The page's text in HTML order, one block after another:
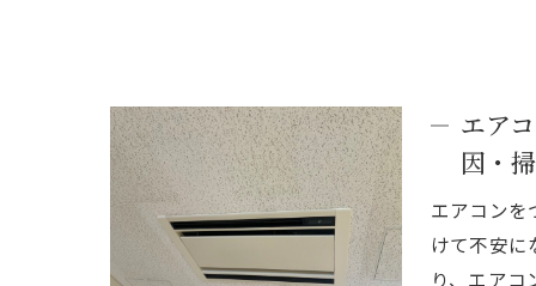
エア
因・
エアコンを
けて不安に
り、エア